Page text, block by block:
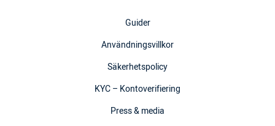
Guider
Användningsvillkor
Säkerhetspolicy
KYC – Kontoverifiering
Press & media